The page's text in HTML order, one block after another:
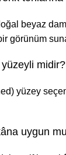
beyaz
görünüm
midir?
yüzey
uygun